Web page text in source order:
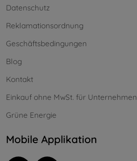
Datenschutz
Reklamationsordnung
Geschäftsbedingungen
Blog
Kontakt
Einkauf ohne MwSt. für Unternehmen
Grüne Energie
Mobile Applikation